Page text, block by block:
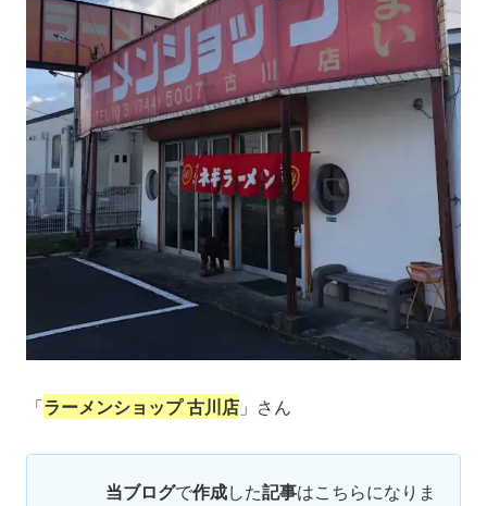
「ラーメンショップ 古川店 」さん
当ブログで作成した記事はこちらになりま